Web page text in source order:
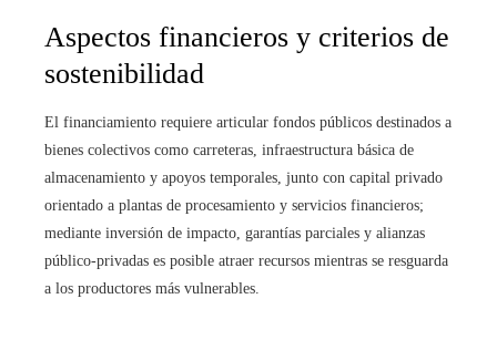
Aspectos financieros y criterios de
sostenibilidad
El financiamiento requiere articular fondos públicos destinados a
bienes colectivos como carreteras, infraestructura básica de
almacenamiento y apoyos temporales, junto con capital privado
orientado a plantas de procesamiento y servicios financieros;
mediante inversión de impacto, garantías parciales y alianzas
público-privadas es posible atraer recursos mientras se resguarda
a los productores más vulnerables.